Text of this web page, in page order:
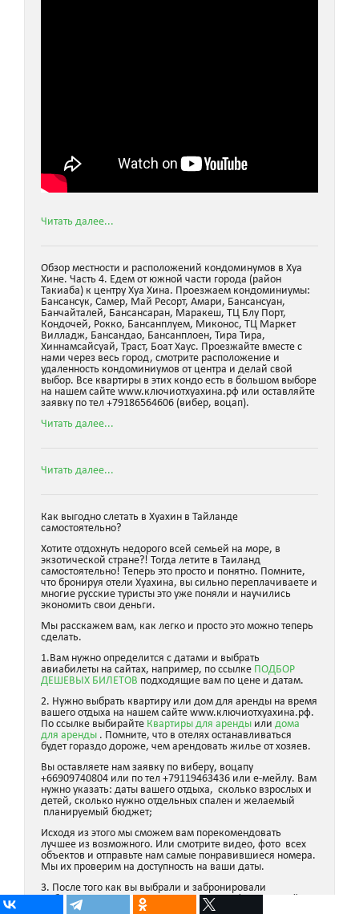
Читать далее...
Обзор местности и расположений кондоминумов в Хуа
Хине. Часть 4. Едем от южной части города (район
Такиаба) к центру Хуа Хина. Проезжаем кондоминиумы:
Бансансук, Самер, Май Ресорт, Амари, Бансансуан,
Банчайталей, Бансансаран, Маракеш, ТЦ Блу Порт,
Кондочей, Рокко, Бансанплуем, Миконос, ТЦ Маркет
Вилладж, Бансандао, Бансанплоен, Тира Тира,
Хиннамсайсуай, Траст, Боат Хаус. Проезжайте вместе с
нами через весь город, смотрите расположение и
удаленность кондоминиумов от центра и делай свой
выбор. Все квартиры в этих кондо есть в большом выборе
на нашем сайте www.ключиотхуахина.рф или оставляйте
заявку по тел +79186564606 (вибер, воцап).
Читать далее...
Читать далее...
Как выгодно слетать в Хуахин в Тайланде
самостоятельно?
Хотите отдохнуть недорого всей семьей на море, в
экзотической стране?! Тогда летите в Таиланд
самостоятельно! Теперь это просто и понятно. Помните,
что бронируя отели Хуахина, вы сильно переплачиваете и
многие русские туристы это уже поняли и научились
экономить свои деньги.
Мы расскажем вам, как легко и просто это можно теперь
сделать.
1.Вам нужно определится с датами и выбрать
авиабилеты на сайтах, например, по ссылке ПОДБОР
ДЕШЕВЫХ БИЛЕТОВ подходящие вам по цене и датам.
2. Нужно выбрать квартиру или дом для аренды на время
вашего отдыха на нашем сайте www.ключиотхуахина.рф.
По ссылке выбирайте Квартиры для аренды или дома
для аренды . Помните, что в отелях останавливаться
будет гораздо дороже, чем арендовать жилье от хозяев.
Вы оставляете нам заявку по виберу, воцапу
+66909740804 или по тел +79119463436 или е-мейлу. Вам
нужно указать: даты вашего отдыха, сколько взрослых и
детей, сколько нужно отдельных спален и желаемый
планируемый бюджет;
Исходя из этого мы сможем вам порекомендовать
лучшее из возможного. Или смотрите видео, фото всех
объектов и отправьте нам самые понравившиеся номера.
Мы их проверим на доступность на ваши даты.
3. После того как вы выбрали и забронировали
выбранное жилье. Мы отправляем вам официальный
документ о бронировании. Здесь читайте